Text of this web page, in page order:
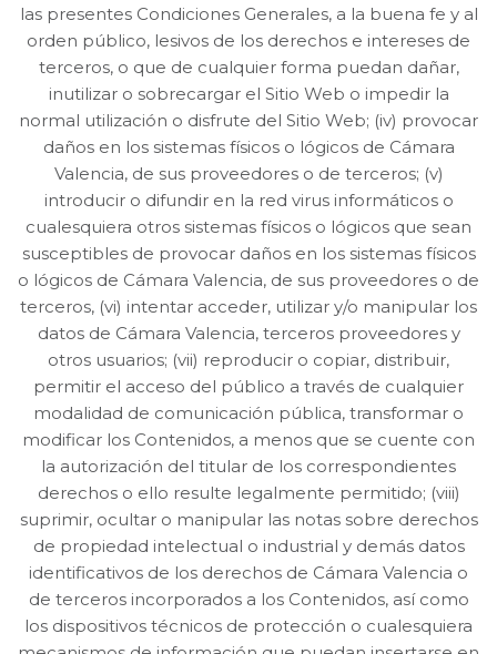
las presentes Condiciones Generales, a la buena fe y al
orden público, lesivos de los derechos e intereses de
terceros, o que de cualquier forma puedan dañar,
inutilizar o sobrecargar el Sitio Web o impedir la
normal utilización o disfrute del Sitio Web; (iv) provocar
daños en los sistemas físicos o lógicos de Cámara
Valencia, de sus proveedores o de terceros; (v)
introducir o difundir en la red virus informáticos o
cualesquiera otros sistemas físicos o lógicos que sean
susceptibles de provocar daños en los sistemas físicos
o lógicos de Cámara Valencia, de sus proveedores o de
terceros, (vi) intentar acceder, utilizar y/o manipular los
datos de Cámara Valencia, terceros proveedores y
otros usuarios; (vii) reproducir o copiar, distribuir,
permitir el acceso del público a través de cualquier
modalidad de comunicación pública, transformar o
modificar los Contenidos, a menos que se cuente con
la autorización del titular de los correspondientes
derechos o ello resulte legalmente permitido; (viii)
suprimir, ocultar o manipular las notas sobre derechos
de propiedad intelectual o industrial y demás datos
identificativos de los derechos de Cámara Valencia o
de terceros incorporados a los Contenidos, así como
los dispositivos técnicos de protección o cualesquiera